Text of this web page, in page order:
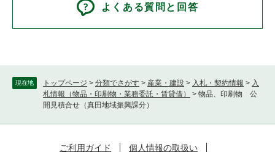
現在地 トップページ > 分類でさがす > 産業・建設 > 入札・契約情報 > 入
札情報（物品・印刷物・業務委託・賃貸借）
> 物品、印刷物 公
開見積合せ（真田地域振興課分）
よくある質問と回答
ご利用ガイド
個人情報の取扱い